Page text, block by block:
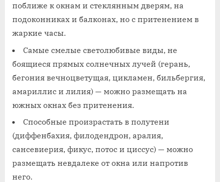
поближе к окнам и стеклянным дверям, на
подоконниках и балконах, но с притенением в
жаркие часы.
Самые смелые светолюбивые виды, не
боящиеся прямых солнечных лучей (герань,
бегония вечноцветущая, цикламен, бильбергия,
амариллис и лилия) — можно размещать на
южных окнах без притенения.
Способные произрастать в полутени
(диффенбахия, филодендрон, аралия,
сансевиерия, фикус, потос и циссус) — можно
размещать невдалеке от окна или напротив
него.